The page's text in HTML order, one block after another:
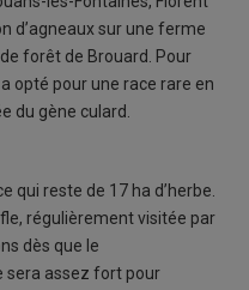
d’agneaux sur une ferme
forêt de Brouard. Pour
opté pour une race rare en
du gène culard.
qui reste de 17 ha d’herbe.
régulièrement visitée par
dès que le
sera assez fort pour